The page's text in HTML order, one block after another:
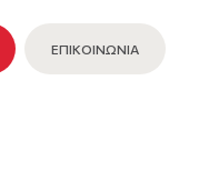
ΕΠΙΚΟΙΝΩΝΙΑ